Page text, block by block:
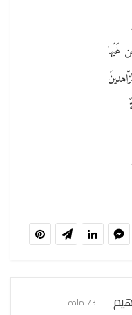
غَيّها
-
73 مادة